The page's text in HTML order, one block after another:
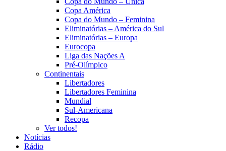
Copa América
Copa do Mundo – Feminina
Eliminatórias – América do Sul
Eliminatórias – Europa
Eurocopa
Liga das Nações A
Pré-Olímpico
Continentais
Libertadores
Libertadores Feminina
Mundial
Sul-Americana
Recopa
Ver todos!
Notícias
Rádio